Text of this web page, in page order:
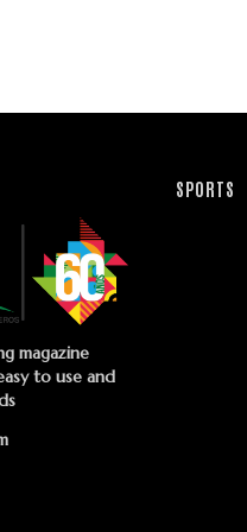
magazine
to use and
SPORTS